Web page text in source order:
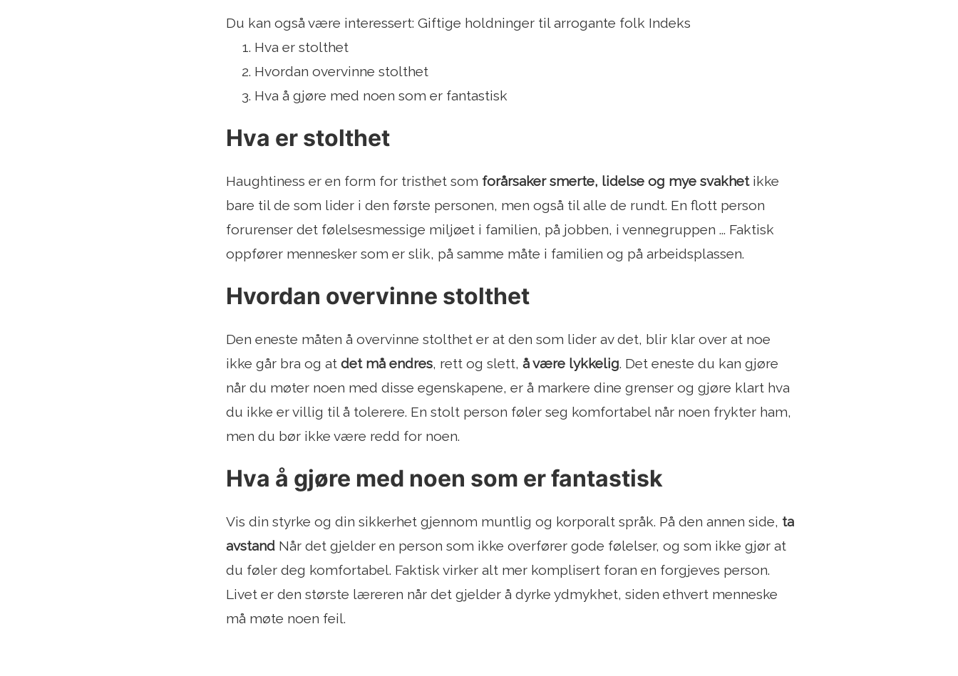
Du kan også være interessert: Giftige holdninger til arrogante folk Indeks
Hva er stolthet
Hvordan overvinne stolthet
Hva å gjøre med noen som er fantastisk
Hva er stolthet
Haughtiness er en form for tristhet som forårsaker smerte, lidelse og mye svakhetikke
bare til de som lider i den første personen, men også til alle de rundt. En flott person
forurenser det følelsesmessige miljøet i familien, på jobben, i vennegruppen ... Faktisk
oppfører mennesker som er slik, på samme måte i familien og på arbeidsplassen.
Hvordan overvinne stolthet
Den eneste måten å overvinne stolthet er at den som lider av det, blir klar over at noe
ikke går bra og at det må endres, rett og slett, å være lykkelig. Det eneste du kan gjøre
når du møter noen med disse egenskapene, er å markere dine grenser og gjøre klart hva
du ikke er villig til å tolerere. En stolt person føler seg komfortabel når noen frykter ham,
men du bør ikke være redd for noen.
Hva å gjøre med noen som er fantastisk
Vis din styrke og din sikkerhet gjennom muntlig og korporalt språk. På den annen side, ta
avstand Når det gjelder en person som ikke overfører gode følelser, og som ikke gjør at
du føler deg komfortabel. Faktisk virker alt mer komplisert foran en forgjeves person.
Livet er den største læreren når det gjelder å dyrke ydmykhet, siden ethvert menneske
må møte noen feil.